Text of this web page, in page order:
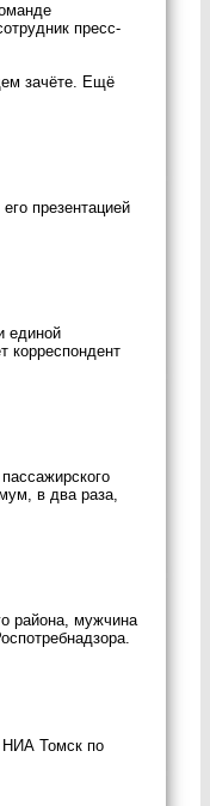
пресс-
зачёте. Ещё
презентацией
единой
корреспондент
в два раза,
района, мужчина
НИА Томск по